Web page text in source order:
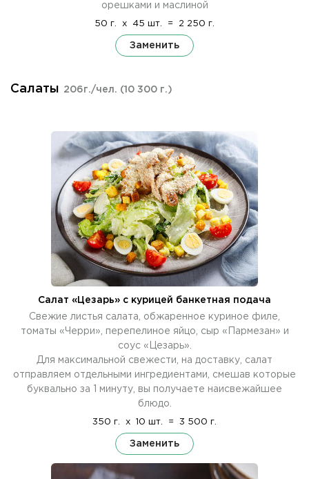
орешками и маслиной
50 г. x 45 шт. = 2 250 г.
Заменить
Салаты 206г./чел. (10 300 г.)
Салат «Цезарь» с курицей банкетная подача
Свежие листья салата, обжаренное куриное филе,
томаты «Черри», перепелиное яйцо, сыр «Пармезан» и
соус «Цезарь».
Для максимальной свежести, на доставку, салат
отправляем отдельными ингредиентами, смешав которые
буквально за 1 минуту, вы получаете наисвежайшее
блюдо.
350 г. x 10 шт. = 3 500 г.
Заменить